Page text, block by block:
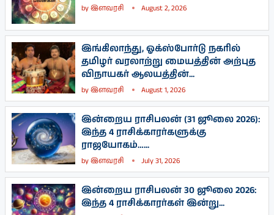
byஇளவரசி August 2, 2026
இங்கிலாந்து, ஓக்ஸ்போர்டு நகரில்
தமிழர் வரலாற்று மையத்தின் அற்புத
விநாயகர் ஆலயத்தின்...
byஇளவரசி August 1, 2026
இன்றைய ராசிபலன் (31 ஜூலை 2026):
இந்த 4 ராசிக்காரர்களுக்கு
ராஜயோகம்…...
byஇளவரசி July 31, 2026
இன்றைய ராசிபலன் 30 ஜூலை 2026:
இந்த 4 ராசிக்காரர்கள் இன்று...